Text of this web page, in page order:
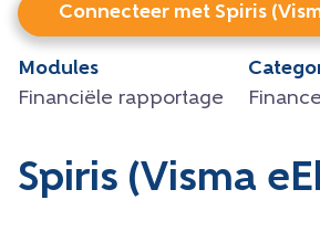
Connecteer met Spiris
Modules
Financiële rapportage
Finance
Spiris (Visma